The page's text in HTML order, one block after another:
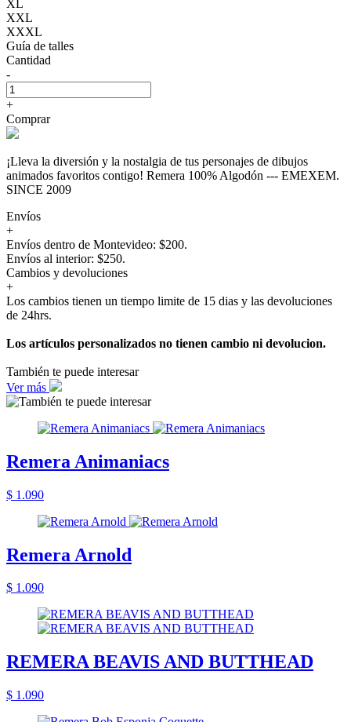
XL
XXL
XXXL
Guía de talles
Cantidad
-
+
Comprar
¡Lleva la diversión y la nostalgia de tus personajes de dibujos
animados favoritos contigo! Remera 100% Algodón --- EMEXEM.
SINCE 2009
Envíos
+
Envíos dentro de Montevideo: $200.
Envíos al interior: $250.
Cambios y devoluciones
+
Los cambios tienen un tiempo limite de 15 dias y las devoluciones
de 24hrs.
Los artículos personalizados no tienen cambio ni devolucion.
También te puede interesar
Ver más
Remera Animaniacs
$ 1.090
Remera Arnold
$ 1.090
REMERA BEAVIS AND BUTTHEAD
$ 1.090